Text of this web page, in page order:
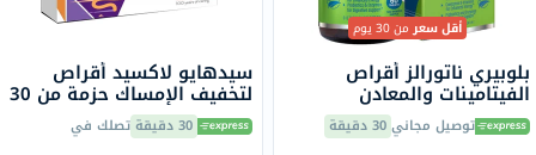
أقل سعرمن 30 يوم
بلوبيري ناتورالز أقراص
الفيتامينات والمعادن
المتعددة اليومية للرجال حزمة
من 60 قرص توصيل مجاني30 دقيقة
سيدهايو لاكسيد أقراص
لتخفيف الإمساك حزمة من 30
30 دقيقة تصلك في